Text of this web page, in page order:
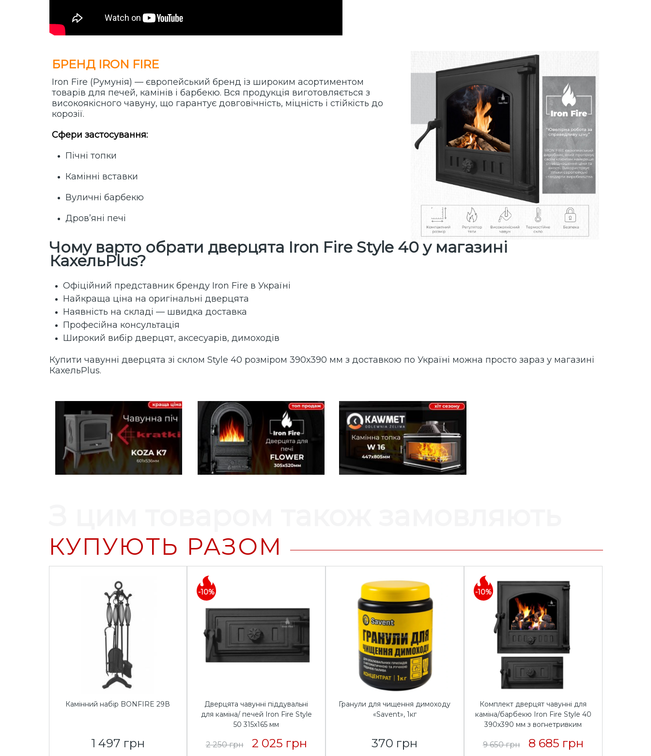
БРЕНД IRON FIRE
Iron Fire (Румунія) — європейський бренд із широким асортиментом
товарів для печей, камінів і барбекю. Вся продукція виготовляється з
високоякісного чавуну, що гарантує довговічність, міцність і стійкість до
корозії.
Сфери застосування:
Пічні топки
Камінні вставки
Вуличні барбекю
Дров’яні печі
Чому варто обрати дверцята Iron Fire Style 40 у магазині
КахельPlus?
Офіційний представник бренду Iron Fire в Україні
Найкраща ціна на оригінальні дверцята
Наявність на складі — швидка доставка
Професійна консультація
Широкий вибір дверцят, аксесуарів, димоходів
Купити чавунні дверцята зі склом Style 40 розміром 390х390 мм з доставкою по Україні можна просто зараз у магазині
КахельPlus.
КУПУЮТЬ РАЗОМ
Камінний набір BONFIRE 29В
1 497 грн
-10%
Дверцята чавунні піддувальні
для каміна/ печей Iron Fire Style
50 315x165 мм
2 250 грн 2 025 грн
Гранули для чищення димоходу
«Savent», 1кг
370 грн
-10%
Комплект дверцят чавунні для
каміна/барбекю Iron Fire Style 40
390х390 мм з вогнетривким
50 315х165 мм
9 650 грн 8 685 грн